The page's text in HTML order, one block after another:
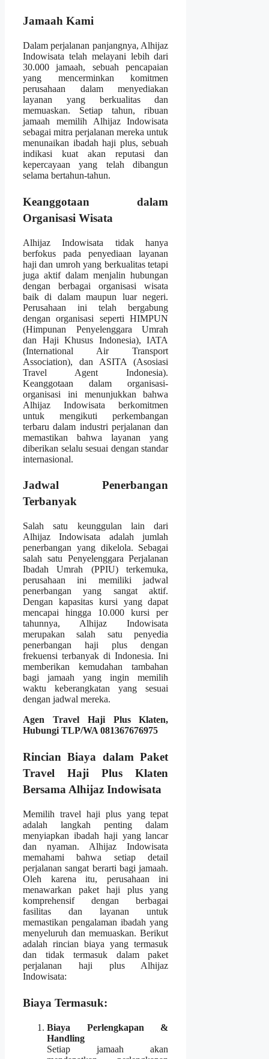
Jamaah Kami
Dalam perjalanan panjangnya, Alhijaz
Indowisata telah melayani lebih dari
30.000 jamaah, sebuah pencapaian
yang mencerminkan komitmen
perusahaan dalam menyediakan
layanan yang berkualitas dan
memuaskan. Setiap tahun, ribuan
jamaah memilih Alhijaz Indowisata
sebagai mitra perjalanan mereka untuk
menunaikan ibadah haji plus, sebuah
indikasi kuat akan reputasi dan
kepercayaan yang telah dibangun
selama bertahun-tahun.
Keanggotaan dalam
Organisasi Wisata
Alhijaz Indowisata tidak hanya
berfokus pada penyediaan layanan
haji dan umroh yang berkualitas tetapi
juga aktif dalam menjalin hubungan
dengan berbagai organisasi wisata
baik di dalam maupun luar negeri.
Perusahaan ini telah bergabung
dengan organisasi seperti HIMPUN
(Himpunan Penyelenggara Umrah
dan Haji Khusus Indonesia), IATA
(International Air Transport
Association), dan ASITA (Asosiasi
Travel Agent Indonesia).
Keanggotaan dalam organisasi-
organisasi ini menunjukkan bahwa
Alhijaz Indowisata berkomitmen
untuk mengikuti perkembangan
terbaru dalam industri perjalanan dan
memastikan bahwa layanan yang
diberikan selalu sesuai dengan standar
internasional.
Jadwal Penerbangan
Terbanyak
Salah satu keunggulan lain dari
Alhijaz Indowisata adalah jumlah
penerbangan yang dikelola. Sebagai
salah satu Penyelenggara Perjalanan
Ibadah Umrah (PPIU) terkemuka,
perusahaan ini memiliki jadwal
penerbangan yang sangat aktif.
Dengan kapasitas kursi yang dapat
mencapai hingga 10.000 kursi per
tahunnya, Alhijaz Indowisata
merupakan salah satu penyedia
penerbangan haji plus dengan
frekuensi terbanyak di Indonesia. Ini
memberikan kemudahan tambahan
bagi jamaah yang ingin memilih
waktu keberangkatan yang sesuai
dengan jadwal mereka.
Agen Travel Haji Plus Klaten,
Hubungi TLP/WA 081367676975
Rincian Biaya dalam Paket
Travel Haji Plus Klaten
Bersama Alhijaz Indowisata
Memilih travel haji plus yang tepat
adalah langkah penting dalam
menyiapkan ibadah haji yang lancar
dan nyaman. Alhijaz Indowisata
memahami bahwa setiap detail
perjalanan sangat berarti bagi jamaah.
Oleh karena itu, perusahaan ini
menawarkan paket haji plus yang
komprehensif dengan berbagai
fasilitas dan layanan untuk
memastikan pengalaman ibadah yang
menyeluruh dan memuaskan. Berikut
adalah rincian biaya yang termasuk
dan tidak termasuk dalam paket
perjalanan haji plus Alhijaz
Indowisata:
Biaya Termasuk:
Biaya Perlengkapan &
Handling
Setiap jamaah akan